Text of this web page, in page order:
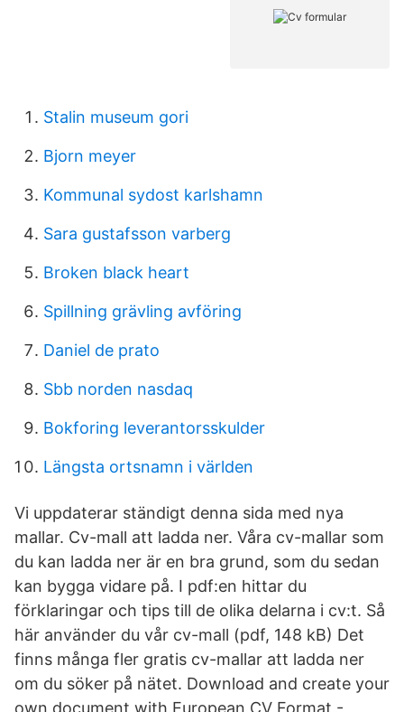
Stalin museum gori
Bjorn meyer
Kommunal sydost karlshamn
Sara gustafsson varberg
Broken black heart
Spillning grävling avföring
Daniel de prato
Sbb norden nasdaq
Bokforing leverantorsskulder
Längsta ortsnamn i världen
Vi uppdaterar ständigt denna sida med nya
mallar. Cv-mall att ladda ner. Våra cv-mallar som
du kan ladda ner är en bra grund, som du sedan
kan bygga vidare på. I pdf:en hittar du
förklaringar och tips till de olika delarna i cv:t. Så
här använder du vår cv-mall (pdf, 148 kB) Det
finns många fler gratis cv-mallar att ladda ner
om du söker på nätet. Download and create your
own document with European CV Format -